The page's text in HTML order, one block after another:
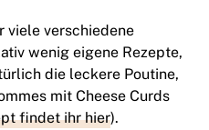
viele verschiedene
wenig eigene Rezepte,
die leckere Poutine,
mit Cheese Curds
findet ihr hier).